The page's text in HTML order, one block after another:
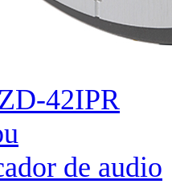
42IPR
de audio